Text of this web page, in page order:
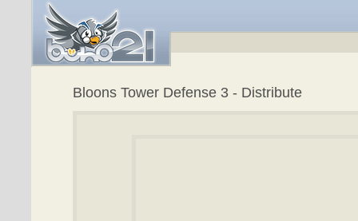
Bloons Tower Defense 3 - Distribute